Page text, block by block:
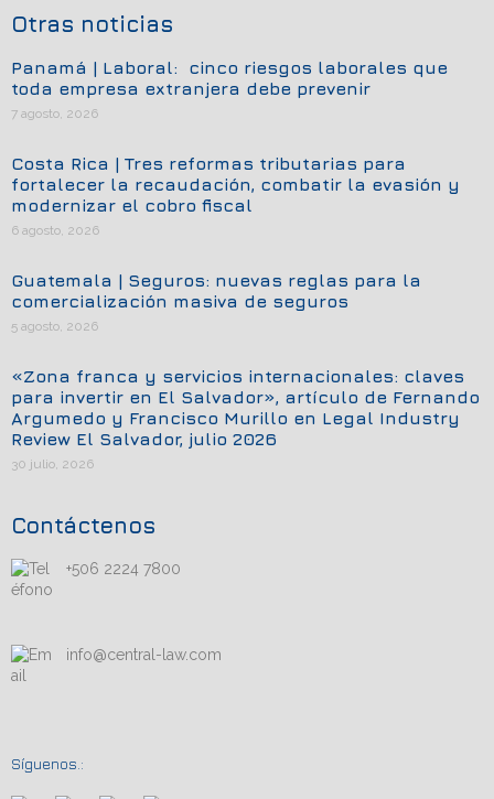
Otras noticias
Panamá | Laboral: cinco riesgos laborales que
toda empresa extranjera debe prevenir
7 agosto, 2026
Costa Rica | Tres reformas tributarias para
fortalecer la recaudación, combatir la evasión y
modernizar el cobro fiscal
6 agosto, 2026
Guatemala | Seguros: nuevas reglas para la
comercialización masiva de seguros
5 agosto, 2026
«Zona franca y servicios internacionales: claves
para invertir en El Salvador», artículo de Fernando
Argumedo y Francisco Murillo en Legal Industry
Review El Salvador, julio 2026
30 julio, 2026
Contáctenos
+506 2224 7800
info@central-law.com
Síguenos.: